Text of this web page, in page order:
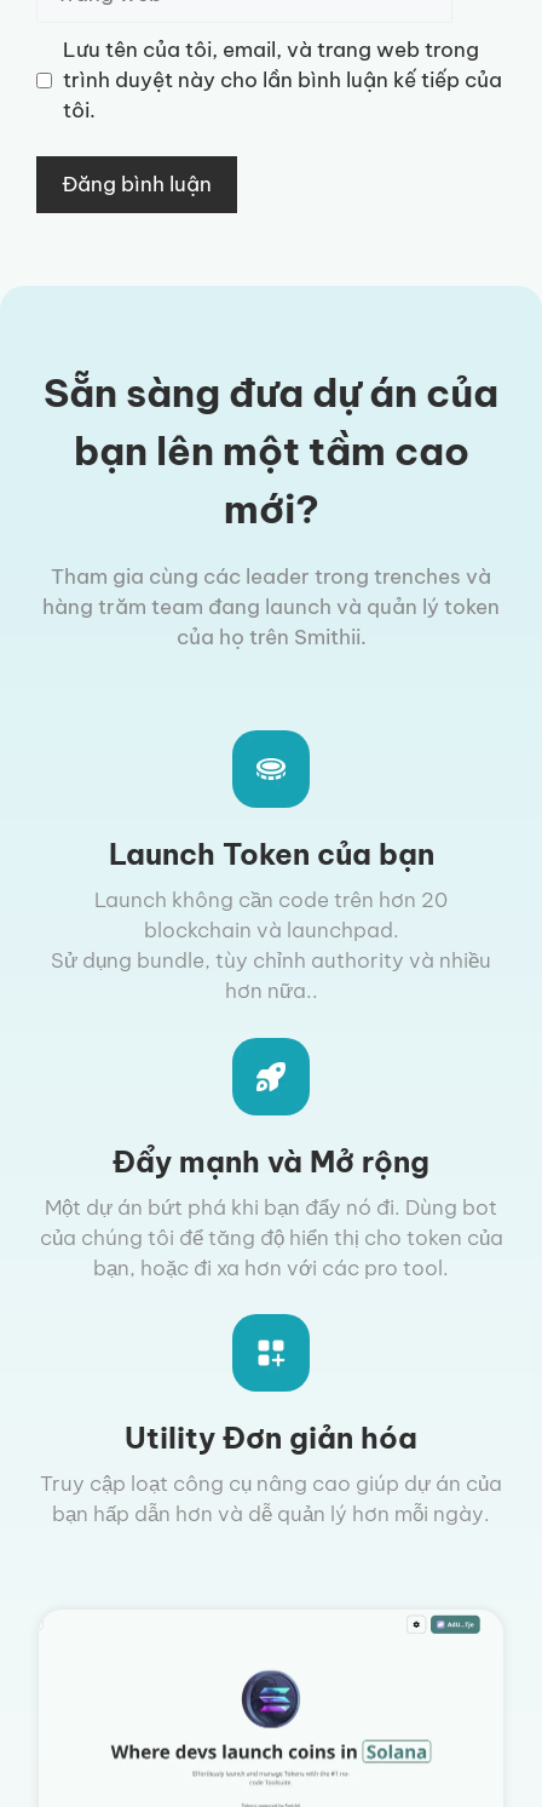
web
Lưu tên của tôi, email, và trang web trong
trình duyệt này cho lần bình luận kế tiếp của
tôi.
Sẵn sàng đưa dự án của
bạn lên một tầm cao
mới?
Tham gia cùng các leader trong trenches và
hàng trăm team đang launch và quản lý token
của họ trên Smithii.
Launch Token của bạn
Launch không cần code trên hơn 20
blockchain và launchpad.
Sử dụng bundle, tùy chỉnh authority và nhiều
hơn nữa..
Đẩy mạnh và Mở rộng
Một dự án bứt phá khi bạn đẩy nó đi. Dùng bot
của chúng tôi để tăng độ hiển thị cho token của
bạn, hoặc đi xa hơn với các pro tool.
Utility Đơn giản hóa
Truy cập loạt công cụ nâng cao giúp dự án của
bạn hấp dẫn hơn và dễ quản lý hơn mỗi ngày.